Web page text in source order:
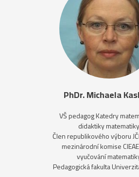
PhDr. Michaela
VŠ pedagog Katedry
didaktiky matematiky
Člen republikového výboru
mezinárodní komise
vyučování
Pedagogická fakulta